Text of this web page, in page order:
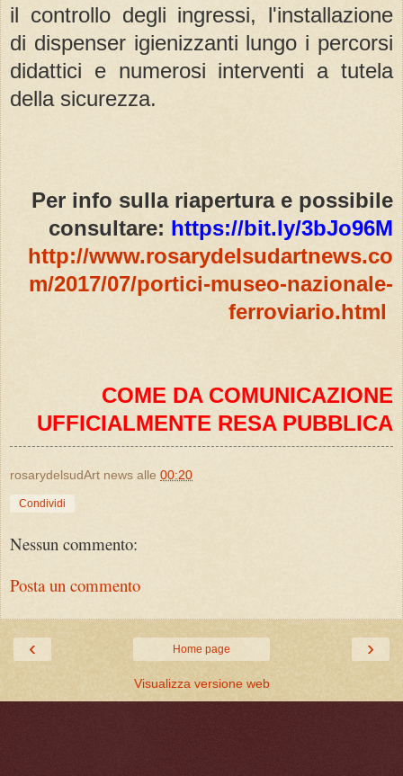
il controllo degli ingressi, l'installazione
di dispenser igienizzanti lungo i percorsi
didattici e numerosi interventi a tutela
della sicurezza.
Per info sulla riapertura e possibile
consultare: https://bit.ly/3bJo96M
http://www.rosarydelsudartnews.co
m/2017/07/portici-museo-nazionale-
ferroviario.html
COME DA COMUNICAZIONE
UFFICIALMENTE RESA PUBBLICA
rosarydelsudArt news alle 00:20
Condividi
Nessun commento:
Posta un commento
‹ ›
Home page
Visualizza versione web